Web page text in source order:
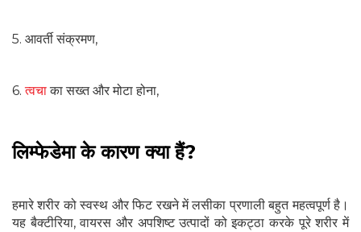
5. आवर्ती संक्रमण,
6.त्वचाका सख्त और मोटा होना,
लिम्फेडेमा के कारण क्या हैं?
हमारे शरीर को स्वस्थ और फिट रखने में लसीका प्रणाली बहुत महत्वपूर्ण है।
यह बैक्टीरिया, वायरस और अपशिष्ट उत्पादों को इकट्ठा करके पूरे शरीर में